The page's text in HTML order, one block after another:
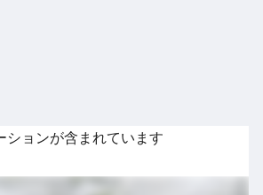
ションが含まれています